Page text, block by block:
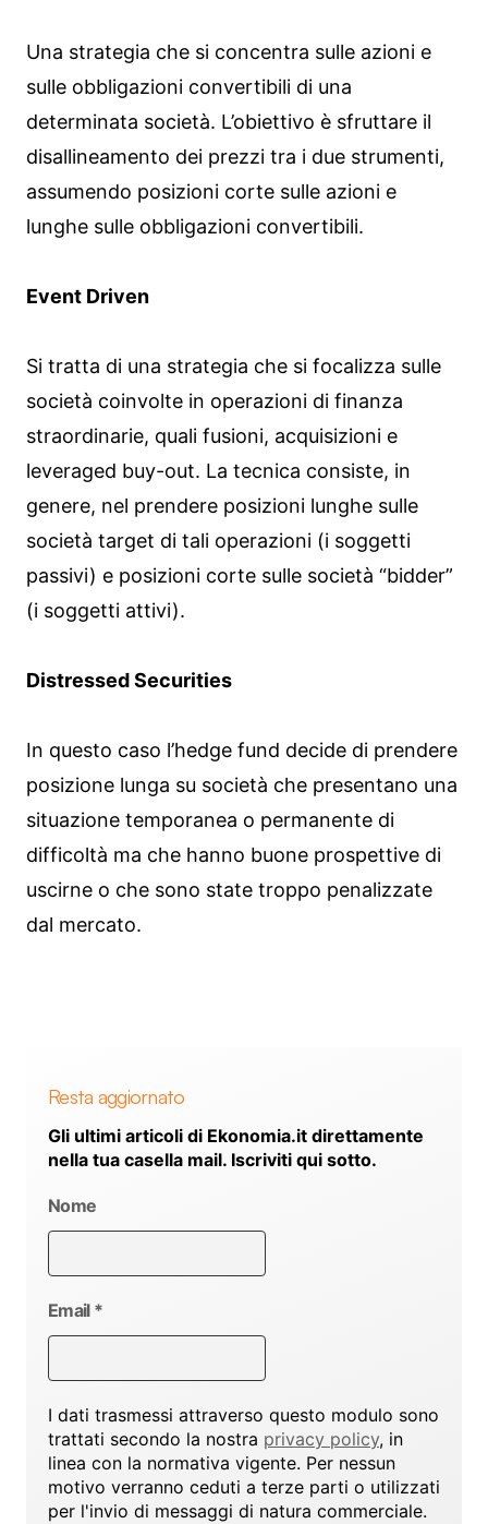
Una strategia che si concentra sulle azioni e
sulle obbligazioni convertibili di una
determinata società. L’obiettivo è sfruttare il
disallineamento dei prezzi tra i due strumenti,
assumendo posizioni corte sulle azioni e
lunghe sulle obbligazioni convertibili.
Event Driven
Si tratta di una strategia che si focalizza sulle
società coinvolte in operazioni di finanza
straordinarie, quali fusioni, acquisizioni e
leveraged buy-out. La tecnica consiste, in
genere, nel prendere posizioni lunghe sulle
società target di tali operazioni (i soggetti
passivi) e posizioni corte sulle società “bidder”
(i soggetti attivi).
Distressed Securities
In questo caso l’hedge fund decide di prendere
posizione lunga su società che presentano una
situazione temporanea o permanente di
difficoltà ma che hanno buone prospettive di
uscirne o che sono state troppo penalizzate
dal mercato.
Resta aggiornato
Gli ultimi articoli di Ekonomia.it direttamente
nella tua casella mail. Iscriviti qui sotto.
Nome
Email *
I dati trasmessi attraverso questo modulo sono
trattati secondo la nostra privacy policy, in
linea con la normativa vigente. Per nessun
motivo verranno ceduti a terze parti o utilizzati
per l'invio di messaggi di natura commerciale.